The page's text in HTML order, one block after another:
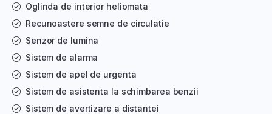
Oglinda de interior heliomata
Recunoastere semne de circulatie
Senzor de lumina
Sistem de alarma
Sistem de apel de urgenta
Sistem de asistenta la schimbarea benzii
Sistem de avertizare a distantei